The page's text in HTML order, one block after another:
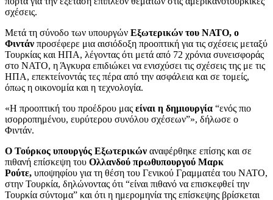
σχέσεις.
Μετά τη σύνοδο των υπουργών Εξωτερικών του ΝΑΤΟ, ο
Φιντάν προσέφερε μια αισιόδοξη προοπτική για τις σχέσεις μεταξύ
Τουρκίας και ΗΠΑ, λέγοντας ότι μετά από 72 χρόνια συνεισφοράς
στο ΝΑΤΟ, η Άγκυρα επιδιώκει να ενισχύσει τις σχέσεις της με τις
ΗΠΑ, επεκτείνοντάς τες πέρα από την ασφάλεια και σε τομείς,
όπως η οικονομία και η τεχνολογία.
«Η προοπτική του προέδρου μας είναι η δημιουργία “ενός πιο
ισορροπημένου, ευρύτερου συνόλου σχέσεων”», δήλωσε ο
Φιντάν.
Ο Τούρκος υπουργός Εξωτερικών αναφέρθηκε επίσης και σε
πιθανή επίσκεψη του Ολλανδού πρωθυπουργού Μαρκ
Ρούτε, υποψηφίου για τη θέση του Γενικού Γραμματέα του ΝΑΤΟ,
στην Τουρκία, δηλώνοντας ότι “είναι πιθανό να επισκεφθεί την
Τουρκία σύντομα” και ότι η ημερομηνία της επίσκεψης βρίσκεται